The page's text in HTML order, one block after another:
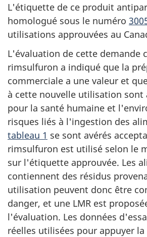
L'étiquette de ce produit
homologué sous le numéro
utilisations approuvées au
L'évaluation de cette demande
rimsulfuron a indiqué que la
commerciale a une valeur et
à cette nouvelle utilisation sont
pour la santé humaine et
risques liés à l'ingestion des
tableau 1 se sont avérés
rimsulfuron est utilisé selon le
sur l'étiquette approuvée. Les
contiennent des résidus
utilisation peuvent donc être
danger, et une LMR est
l'évaluation. Les données
réelles utilisées pour appuyer la